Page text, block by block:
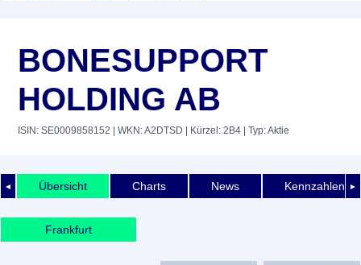
BONESUPPORT
HOLDING AB
ISIN: SE0009858152 | WKN: A2DTSD | Kürzel: 2B4 | Typ: Aktie
◄ ►
Übersicht Charts News Kennzahlen
Frankfurt